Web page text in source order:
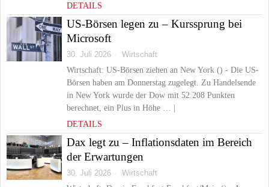
DETAILS
US-Börsen legen zu – Kurssprung bei
Microsoft
30. Juli 2026
Wirtschaft
Wirtschaft: US-Börsen ziehen an New York () - Die US-
Börsen haben am Donnerstag zugelegt. Zu Handelsende
in New York wurde der Dow mit 52.208 Punkten
berechnet, ein Plus in Höhe … |
DETAILS
Dax legt zu – Inflationsdaten im Bereich
der Erwartungen
30. Juli 2026
Wirtschaft